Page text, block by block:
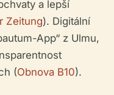
a lepší
Zeitung). Digitální
App“ z Ulmu,
(Obnova B10).